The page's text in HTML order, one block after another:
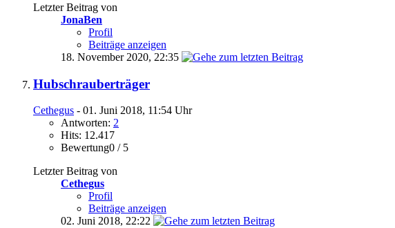
Letzter Beitrag von
JonaBen
Profil
Beiträge anzeigen
18. November 2020, 22:35
Hubschrauberträger
Cethegus - 01. Juni 2018, 11:54 Uhr
Antworten: 2
Hits: 12.417
Bewertung0 / 5
Letzter Beitrag von
Cethegus
Profil
Beiträge anzeigen
02. Juni 2018, 22:22